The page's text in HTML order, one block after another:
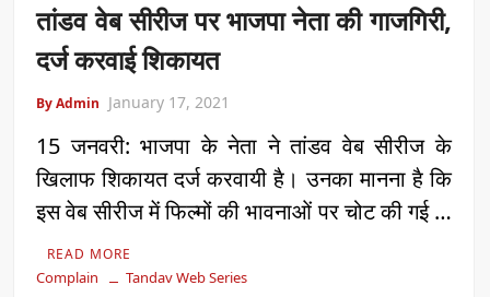
तांडव वेब सीरीज पर भाजपा नेता की गाजगिरी,
दर्ज करवाई शिकायत
By Admin January 17, 2021
15 जनवरी: भाजपा के नेता ने तांडव वेब सीरीज के
खिलाफ शिकायत दर्ज करवायी है। उनका मानना है कि
इस वेब सीरीज में फिल्मों की भावनाओं पर चोट की गई …
READ MORE
Complain Tandav Web Series